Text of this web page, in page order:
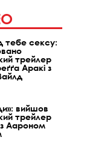
тебе сексу:
трейлер
Аракі з
вийшов
трейлер
Аароном